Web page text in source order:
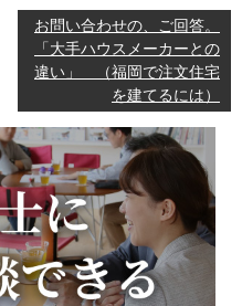
お問い合わせの、ご回答。
「大手ハウスメーカーとの
違い」 （福岡で注文住宅
を建てるには）